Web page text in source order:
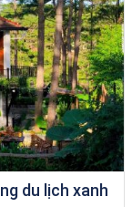
du lịch xanh